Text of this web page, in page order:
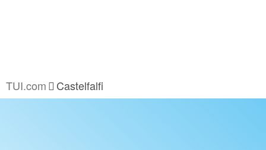
TUI.com Castelfalfi